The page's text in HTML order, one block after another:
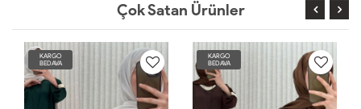
Çok Satan Ürünler
KARGO
BEDAVA
KARGO
BEDAVA